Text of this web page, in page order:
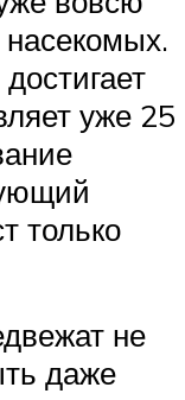
уже 25
только
не
даже